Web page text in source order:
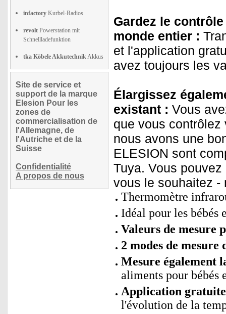
infactory Kurbel-Radios
revolt Powerstation mit
Schnellladefunktion
tka Köbele AkkutechnikAkkus
Site de service et
support de la marque
Elesion Pour les
zones de
commercialisation de
l'Allemagne, de
l'Autriche et de la
Suisse
Confidentialité
A propos de nous
Gardez le
monde entier :
et l'application
avez toujours les
Élargissez
existant : Vous
que vous
nous avons une
ELESION sont
Tuya. Vous
vous le souhaitez -
Thermomètre
Idéal pour les bébés
Valeurs de mesure
2 modes de
Mesure également
aliments pour bébés
Application
l'évolution de la